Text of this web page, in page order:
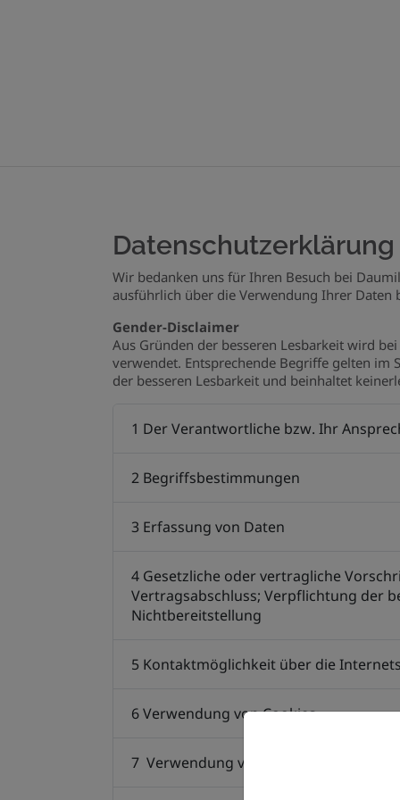
Datenschutzerklärung
Wir bedanken uns für Ihren Besuch bei
ausführlich über die Verwendung Ihrer
Gender-Disclaimer
Aus Gründen der besseren Lesbarkeit wird
verwendet. Entsprechende Begriffe gelten im
der besseren Lesbarkeit und beinhaltet
1 Der Verantwortliche bzw. Ihr
2 Begriffsbestimmungen
3 Erfassung von Daten
4 Gesetzliche oder vertragliche
Vertragsabschluss; Verpflichtung der
Nichtbereitstellung
5 Kontaktmöglichkeit über die
6 Verwendung von Cookies
7 Verwendung von Google Maps